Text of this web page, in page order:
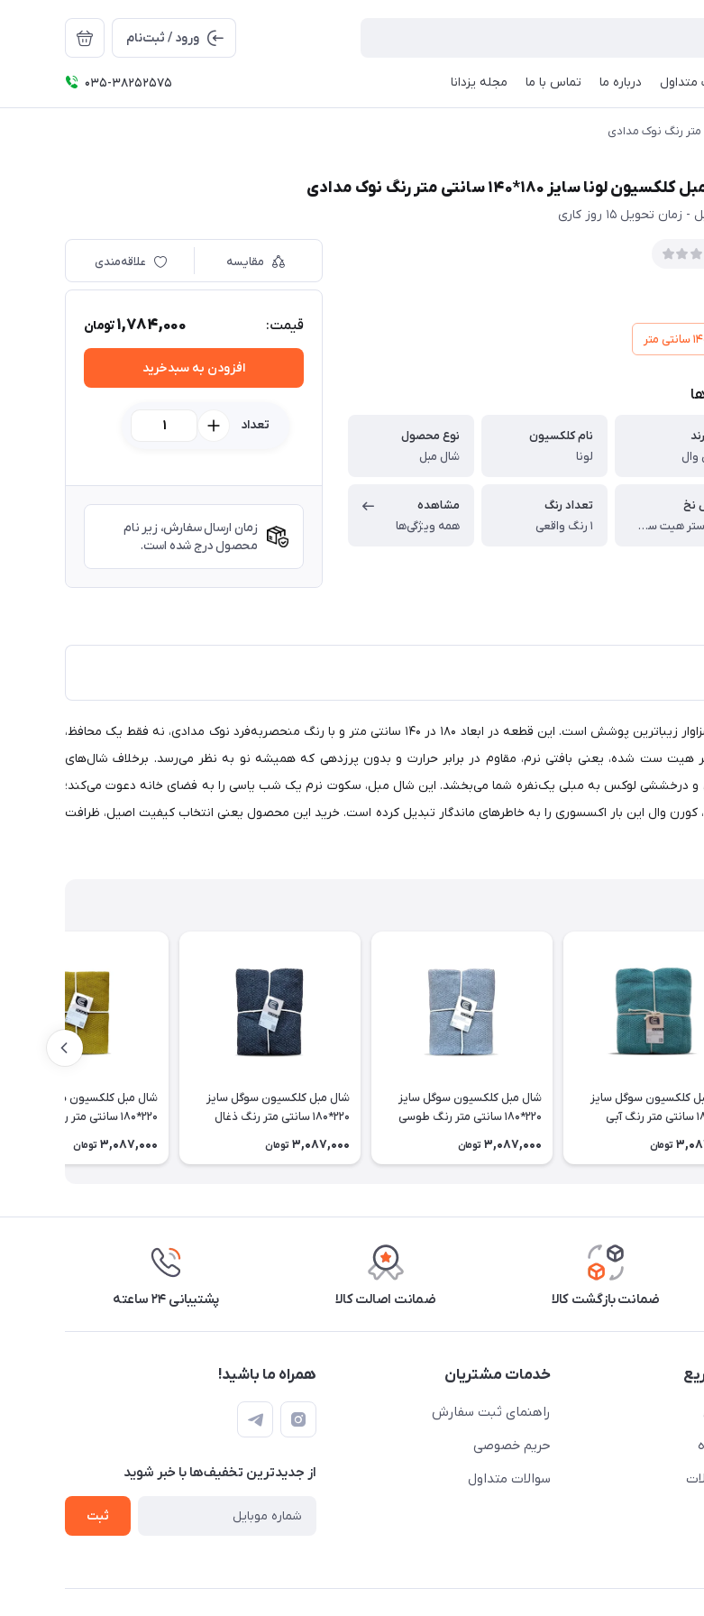
ورود / ثبت‌نام
متداول درباره ما تماس با ما مجله یزدانا 035-38252575
لونا سایز 180*140 سانتی متر رنگ نوک مدادی
تحویل 15 روز کاری
وال
نام کلکسیون
لونا
نوع محصول
شال مبل
نخ
پلی استر هیت ست شده
تعداد رنگ
1 رنگ واقعی
مشاهده
همه ویژگی‌ها
مقایسه علاقه‌مندی
قیمت: 1,784,000تومان
افزودن به سبدخرید
تعداد
زمان ارسال سفارش، زیر نام
محصول درج شده است.
شال مبل کلکسیون «لونا» از برند کورن وال، یک اثر هنری بافتنی برای مبلی ست که سزاوار زیباترین پوشش است. این قطعه در ابعاد ۱۸۰ در ۱۴۰ سانتی متر و با رنگ منحصربه‌فرد نوک مدادی، نه فقط یک محافظ،
شماست. وزن ۹۲۰ گرمی همراه با نخ پلی استر هیت ست شده، یعنی بافتی نرم، مقاوم در برابر حرارت و بدون پرزدهی که همیشه نو به نظر می‌رسد. برخلاف شال‌های
و درخششی لوکس به مبلی یک‌نفره شما می‌بخشد. این شال مبل، سکوت نرم یک شب یاسی را به فضای خانه دعوت می‌کند؛
وال این بار اکسسوری را به خاطرهای ماندگار تبدیل کرده است. خرید این محصول یعنی انتخاب کیفیت اصیل، ظرافت
کلکسیون سوگل سایز
220*180 سانتی متر رنگ آبی
تومان
شال مبل کلکسیون سوگل سایز
220*180 سانتی متر رنگ طوسی
3,087,000 تومان
شال مبل کلکسیون سوگل سایز
220*180 سانتی متر رنگ ذغال
3,087,000 تومان
شال مبل کلکسیون سوگل سایز
220*180 سانتی متر رنگ خردلی
3,087,000 تومان
ضمانت بازگشت کالا ضمانت اصالت کالا پشتیبانی ۲۴ ساعته
خدمات مشتریان
راهنمای ثبت سفارش
حریم خصوصی
سوالات متداول
همراه ما باشید!
از جدید‌ترین تخفیف‌ها با‌ خبر شوید
ثبت